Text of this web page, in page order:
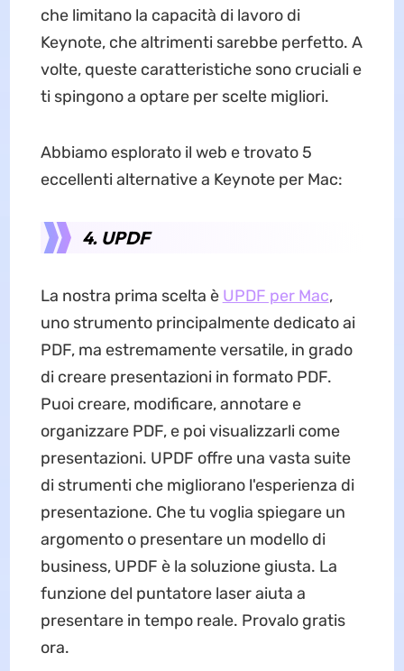
che limitano la capacità di lavoro di
Keynote, che altrimenti sarebbe perfetto. A
volte, queste caratteristiche sono cruciali e
ti spingono a optare per scelte migliori.
Abbiamo esplorato il web e trovato 5
eccellenti alternative a Keynote per Mac:
4. UPDF
La nostra prima scelta è UPDF per Mac,
uno strumento principalmente dedicato ai
PDF, ma estremamente versatile, in grado
di creare presentazioni in formato PDF.
Puoi creare, modificare, annotare e
organizzare PDF, e poi visualizzarli come
presentazioni. UPDF offre una vasta suite
di strumenti che migliorano l'esperienza di
presentazione. Che tu voglia spiegare un
argomento o presentare un modello di
business, UPDF è la soluzione giusta. La
funzione del puntatore laser aiuta a
presentare in tempo reale. Provalo gratis
ora.